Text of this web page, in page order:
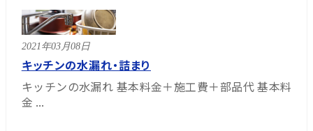
2021年03月08日
キッチンの水漏れ・詰まり
キッチンの水漏れ 基本料金＋施工費＋部品代 基本料
金 ...